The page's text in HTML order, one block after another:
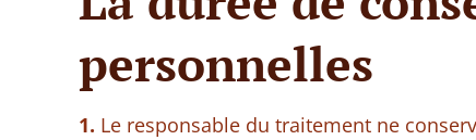
personnelles
1. Le responsable du traitement ne